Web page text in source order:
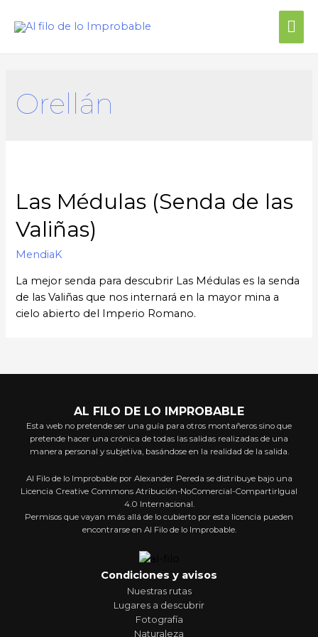
Orellán
Las Médulas (Senda de las
Valiñas)
MendiaK
La mejor senda para descubrir Las Médulas es la senda
de las Valiñas que nos internará en la mayor mina a
cielo abierto del Imperio Romano.
AL FILO DE LO IMPROBABLE
Esta web no pretende ser una guía para otros montañeros sino que
pretende hacer una crónica de todas las salidas realizadas de una
manera personal y subjetiva, basándose en la realidad de la salida.
Al Filo de lo Improbable por Alexander Pereda se distribuye bajo una
Licencia Creative Commons Atribución-NoComercial-CompartirIgual
4.0 Internacional.
Permisos que vayan más allá de lo cubierto por esta licencia pueden
encontrarse en Al Filo de lo Improbable.
Condiciones y avisos
Nuestras rutas
Lugares a descubrir
Fotografía
Naturaleza